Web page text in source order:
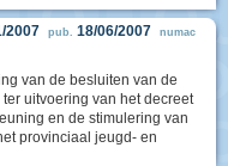
2007 pub. 18/06/2007 numac
van de besluiten van de
uitvoering van het decreet
en de stimulering van
provinciaal jeugd- en